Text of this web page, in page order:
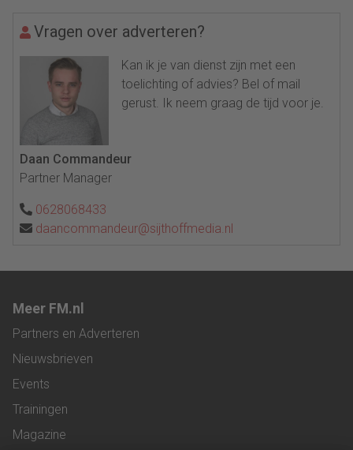
Vragen over adverteren?
Kan ik je van dienst zijn met een
toelichting of advies? Bel of mail
gerust. Ik neem graag de tijd voor je.
Daan Commandeur
Partner Manager
0628068433
daancommandeur@sijthoffmedia.nl
Meer FM.nl
Partners en Adverteren
Nieuwsbrieven
Events
Trainingen
Magazine